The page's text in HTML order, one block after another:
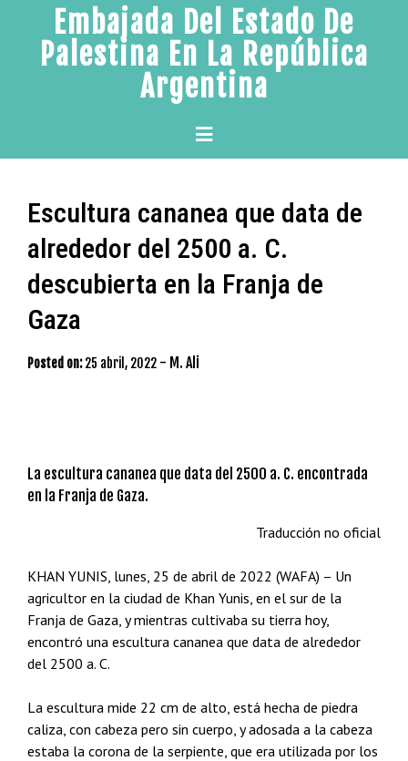
content
Embajada Del Estado De
Palestina En La República
Argentina
Primary
Menu
Escultura cananea que data de
alrededor del 2500 a. C.
descubierta en la Franja de
Gaza
Posted on: 25 abril, 2022 - M. Ali
La escultura cananea que data del 2500 a. C. encontrada
en la Franja de Gaza.
Traducción no oficial
KHAN YUNIS, lunes, 25 de abril de 2022 (WAFA) – Un
agricultor en la ciudad de Khan Yunis, en el sur de la
Franja de Gaza, y mientras cultivaba su tierra hoy,
encontró una escultura cananea que data de alrededor
del 2500 a. C.
La escultura mide 22 cm de alto, está hecha de piedra
caliza, con cabeza pero sin cuerpo, y adosada a la cabeza
estaba la corona de la serpiente, que era utilizada por los